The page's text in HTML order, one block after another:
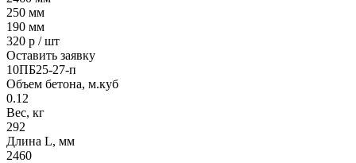
250 мм
190 мм
320 р / шт
Оставить заявку
10ПБ25-27-п
Объем бетона, м.куб
0.12
Вес, кг
292
Длина L, мм
2460